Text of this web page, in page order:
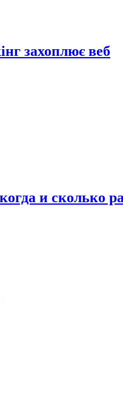
захоплює веб
и сколько